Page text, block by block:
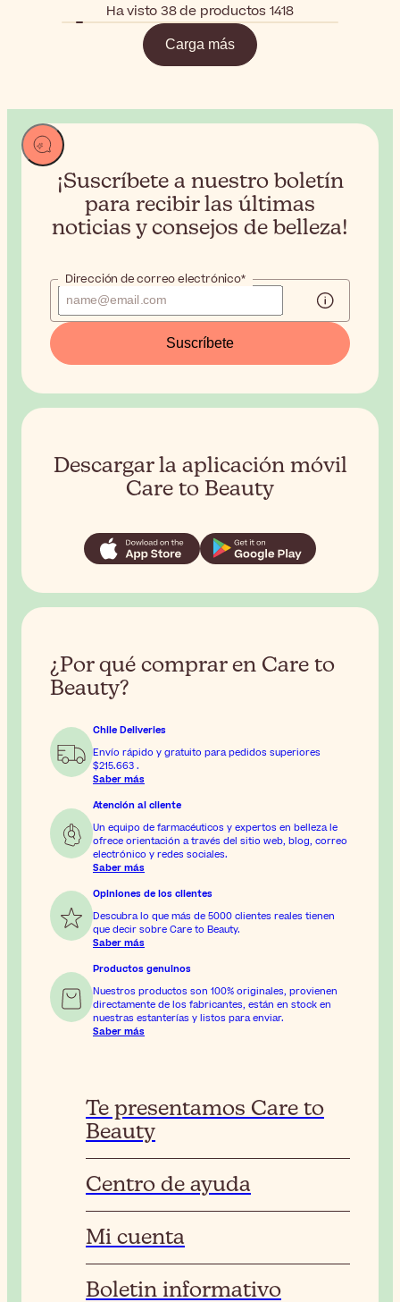
Ha visto 38 de productos 1418
Carga más
¡Suscríbete a nuestro boletín
para recibir las últimas
noticias y consejos de belleza!
Dirección de correo electrónico*
Suscríbete
Descargar la aplicación móvil
Care to Beauty
¿Por qué comprar en Care to
Beauty?
Chile Deliveries
Envío rápido y gratuito para pedidos superiores
$215.663 .
Saber más
Atención al cliente
Un equipo de farmacéuticos y expertos en belleza le
ofrece orientación a través del sitio web, blog, correo
electrónico y redes sociales.
Saber más
Opiniones de los clientes
Descubra lo que más de 5000 clientes reales tienen
que decir sobre Care to Beauty.
Saber más
Productos genuinos
Nuestros productos son 100% originales, provienen
directamente de los fabricantes, están en stock en
nuestras estanterías y listos para enviar.
Saber más
Te presentamos Care to
Beauty
Centro de ayuda
Mi cuenta
Boletin informativo